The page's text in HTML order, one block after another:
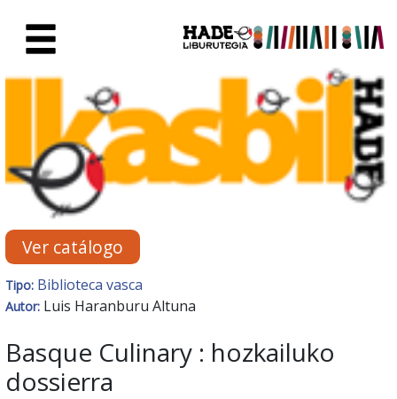
Ficha de Novedades -
Ver catálogo
Tipo: Biblioteca vasca
Autor: Luis Haranburu Altuna
Basque Culinary : hozkailuko
dossierra